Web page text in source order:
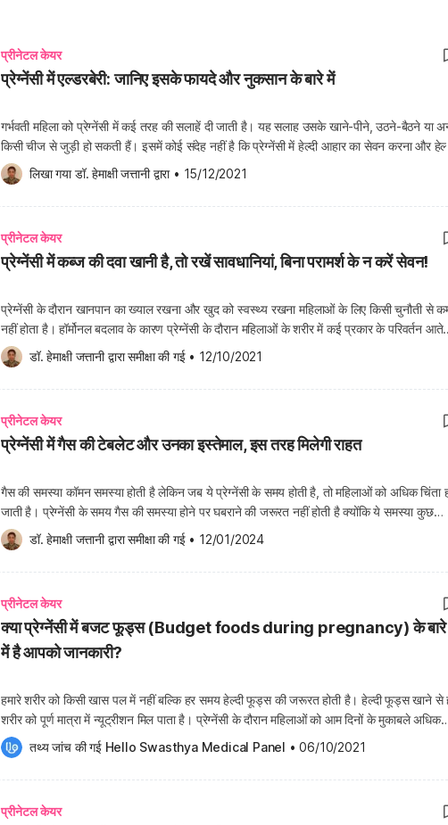
प्रीनेटल केयर
प्रेग्नेंसी में एल्डरबेरी: जानिए इसके फायदे और नुकसान के बारे में
गर्भवती महिला को प्रेग्नेंसी में कई तरह की सलाहें दी जाती है। यह सलाह उसके खाने-पीने, उठने-बैठने या
किसी चीज से जुड़ी हो सकती हैं। इसमें कोई संदेह नहीं है कि प्रेग्नेंसी में हेल्दी आहार का सेवन करना और
जीवनशैली अपनाना मां और शिशु दोनों के लिए फायदेमंद होता है। क्योंकि, गर्भ में […]
लिखा गया डॉ. हेमाक्षी जत्तानी द्वारा • 15/12/2021
प्रीनेटल केयर
प्रेग्नेंसी में कब्ज की दवा खानी है, तो रखें सावधानियां, बिना परामर्श के न करें सेवन!
प्रेग्नेंसी के दौरान खानपान का ख्याल रखना और खुद को स्वस्थ्य रखना महिलाओं के लिए किसी चुनौती से
नहीं होता है। हॉर्मोनल बदलाव के कारण प्रेग्नेंसी के दौरान महिलाओं के शरीर में कई प्रकार के परिवर्तन आते
हैं। प्रेग्नेंसी के दौरान कब्ज की समस्या भी इन्हीं परिवर्तनों में से एक है। प्रेग्नेंसी के दौरान […]
डॉ. हेमाक्षी जत्तानी द्वारा समीक्षा की गई • 12/10/2021
प्रीनेटल केयर
प्रेग्नेंसी में गैस की टेबलेट और उनका इस्तेमाल, इस तरह मिलेगी राहत
गैस की समस्या कॉमन समस्या होती है लेकिन जब ये प्रेग्नेंसी के समय होती है, तो महिलाओं को अधिक चिंता
जाती है। प्रेग्नेंसी के समय गैस की समस्या होने पर घबराने की जरूरत नहीं होती है क्योंकि ये समस्या कुछ
उपाय अपनाने के बाद अपने आप ही ठीक हो जाती है। प्रेग्नेंसी के समय […]
डॉ. हेमाक्षी जत्तानी द्वारा समीक्षा की गई • 12/01/2024
प्रीनेटल केयर
क्या प्रेग्नेंसी में बजट फूड्स (Budget foods during pregnancy) के बारे
में है आपको जानकारी?
हमारे शरीर को किसी खास पल में नहीं बल्कि हर समय हेल्दी फूड्स की जरूरत होती है। हेल्दी फूड्स खाने से
शरीर को पूर्ण मात्रा में न्यूट्रीशन मिल पाता है। प्रेग्नेंसी के दौरान महिलाओं को आम दिनों के मुकाबले अधिक
पोषण की जरूरत होती है, ताकि शरीर में किसी भी तत्व की कमी न […]
तथ्य जांच की गई Hello Swasthya Medical Panel • 06/10/2021
प्रीनेटल केयर